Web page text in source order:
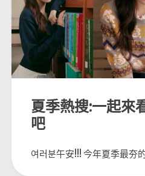
夏季熱搜:一起來
吧
여러분午安!!! 今年夏季最夯